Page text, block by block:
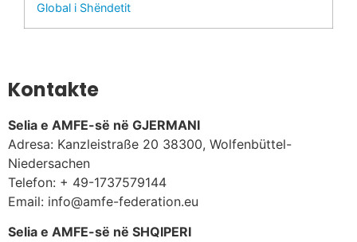
Global i Shëndetit
Kontakte
Selia e AMFE-së në GJERMANI
Adresa: Kanzleistraße 20 38300, Wolfenbüttel-
Niedersachen
Telefon: + 49-1737579144
Email: info@amfe-federation.eu
Selia e AMFE-së në SHQIPERI